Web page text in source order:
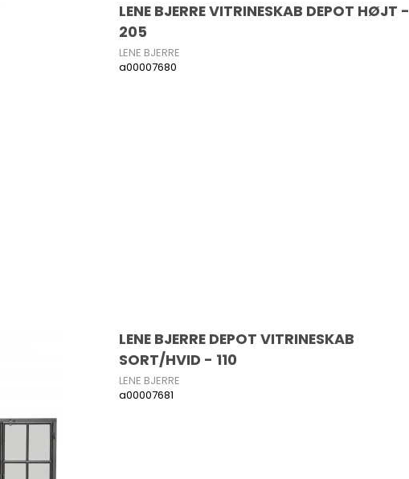
LENE BJERRE VITRINESKAB DEPOT HØJT -
205
LENE BJERRE
a00007680
LENE BJERRE DEPOT VITRINESKAB
SORT/HVID - 110
LENE BJERRE
a00007681